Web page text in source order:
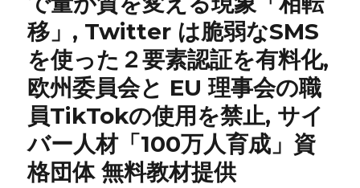
移」, Twitter は脆弱なSMS
を使った２要素認証を有料化,
欧州委員会と EU 理事会の職
員TikTokの使用を禁止, サイ
バー人材「100万人育成」資
格団体 無料教材提供